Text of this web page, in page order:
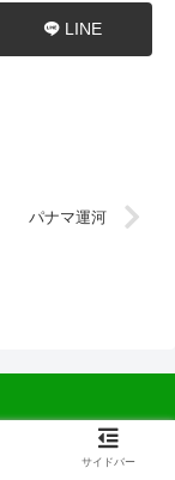
LINE
パナマ運河
サイドバー